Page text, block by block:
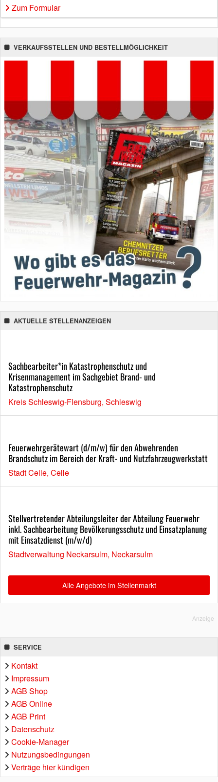
Zum Formular
VERKAUFSSTELLEN UND BESTELLMÖGLICHKEIT
AKTUELLE STELLENANZEIGEN
Sachbearbeiter*in Katastrophenschutz und
Krisenmanagement im Sachgebiet Brand- und
Katastrophenschutz
Kreis Schleswig-Flensburg, Schleswig
Feuerwehrgerätewart (d/m/w) für den Abwehrenden
Brandschutz im Bereich der Kraft- und Nutzfahrzeugwerkstatt
Stadt Celle, Celle
Stellvertretender Abteilungsleiter der Abteilung Feuerwehr
inkl. Sachbearbeitung Bevölkerungsschutz und Einsatzplanung
mit Einsatzdienst (m/w/d)
Stadtverwaltung Neckarsulm, Neckarsulm
Alle Angebote im Stellenmarkt
Anzeige
SERVICE
Kontakt
Impressum
AGB Shop
AGB Online
AGB Print
Datenschutz
Cookie-Manager
Nutzungsbedingungen
Verträge hier kündigen